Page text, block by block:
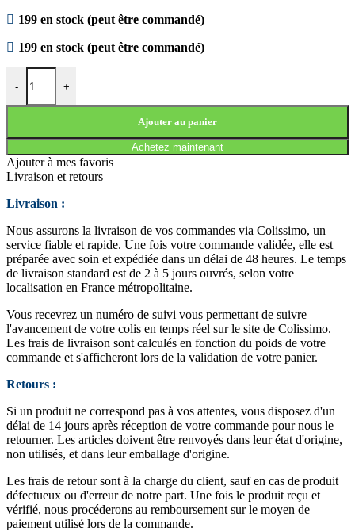
199 en stock (peut être commandé)
199 en stock (peut être commandé)
-
quantité de JOINT TORIQUE 94x5 NBR70
+
Ajouter au panier
Achetez maintenant
Ajouter à mes favoris
Livraison et retours
Livraison :
Nous assurons la livraison de vos commandes via Colissimo, un
service fiable et rapide. Une fois votre commande validée, elle est
préparée avec soin et expédiée dans un délai de 48 heures. Le temps
de livraison standard est de 2 à 5 jours ouvrés, selon votre
localisation en France métropolitaine.
Vous recevrez un numéro de suivi vous permettant de suivre
l'avancement de votre colis en temps réel sur le site de Colissimo.
Les frais de livraison sont calculés en fonction du poids de votre
commande et s'afficheront lors de la validation de votre panier.
Retours :
Si un produit ne correspond pas à vos attentes, vous disposez d'un
délai de 14 jours après réception de votre commande pour nous le
retourner. Les articles doivent être renvoyés dans leur état d'origine,
non utilisés, et dans leur emballage d'origine.
Les frais de retour sont à la charge du client, sauf en cas de produit
défectueux ou d'erreur de notre part. Une fois le produit reçu et
vérifié, nous procéderons au remboursement sur le moyen de
paiement utilisé lors de la commande.